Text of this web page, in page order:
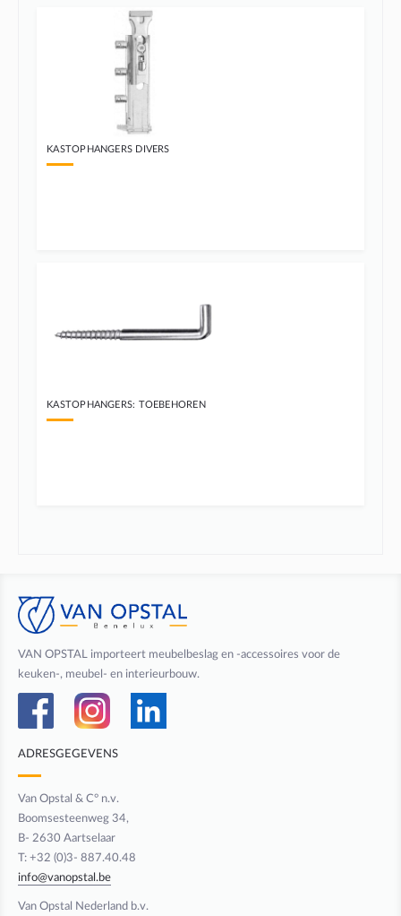
KASTOPHANGERS DIVERS
KASTOPHANGERS: TOEBEHOREN
VAN OPSTAL importeert meubelbeslag en -accessoires voor de
keuken-, meubel- en interieurbouw.
ADRESGEGEVENS
Van Opstal & C° n.v.
Boomsesteenweg 34,
B- 2630 Aartselaar
T: +32 (0)3- 887.40.48
info@vanopstal.be
Van Opstal Nederland b.v.